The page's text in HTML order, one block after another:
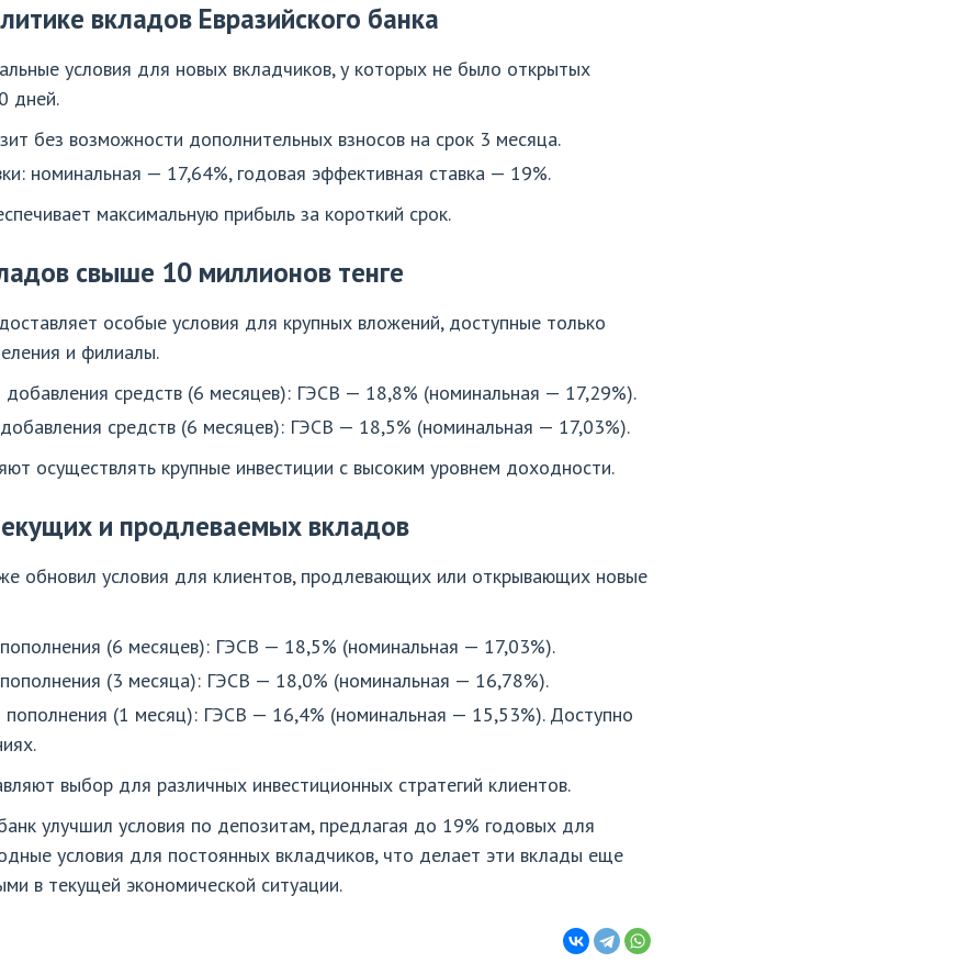
вкладов Евразийского банка
условия для новых вкладчиков, у которых не было открытых
дней.
без возможности дополнительных взносов на срок 3 месяца.
номинальная — 17,64%, годовая эффективная ставка — 19%.
максимальную прибыль за короткий срок.
свыше 10 миллионов тенге
особые условия для крупных вложений, доступные только
и филиалы.
добавления средств (6 месяцев): ГЭСВ — 18,8% (номинальная — 17,29%).
средств (6 месяцев): ГЭСВ — 18,5% (номинальная — 17,03%).
осуществлять крупные инвестиции с высоким уровнем доходности.
и продлеваемых вкладов
обновил условия для клиентов, продлевающих или открывающих новые
(6 месяцев): ГЭСВ — 18,5% (номинальная — 17,03%).
(3 месяца): ГЭСВ — 18,0% (номинальная — 16,78%).
пополнения (1 месяц): ГЭСВ — 16,4% (номинальная — 15,53%). Доступно
выбор для различных инвестиционных стратегий клиентов.
улучшил условия по депозитам, предлагая до 19% годовых для
условия для постоянных вкладчиков, что делает эти вклады еще
в текущей экономической ситуации.